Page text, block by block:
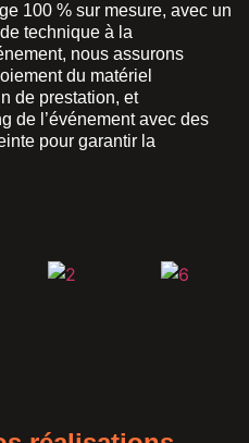
100 % sur mesure, avec un
technique à la
nous assurons
du matériel
de prestation, et
de l’événement avec des
pour garantir la